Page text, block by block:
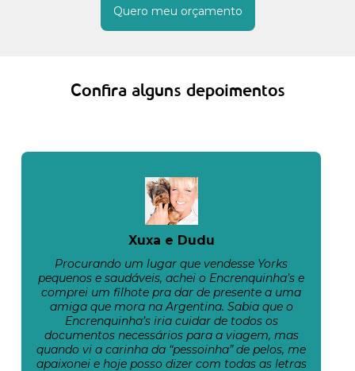
Quero meu orçamento
Confira alguns depoimentos
Xuxa e Dudu
Procurando um lugar que vendesse Yorks
pequenos e saudáveis, achei o Encrenquinha’s e
comprei um filhote pra dar de presente a uma
amiga que mora na Argentina. Sabia que o
Encrenquinha’s iria cuidar de todos os
documentos necessários para a viagem, mas
quando vi a carinha da “pessoinha” de pelos, me
apaixonei e hoje posso dizer com todas as letras